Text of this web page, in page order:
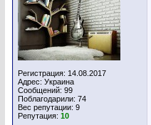
Регистрация: 14.08.2017
Адрес: Украина
Сообщений: 99
Поблагодарили: 74
Вес репутации: 9
Репутация: 10